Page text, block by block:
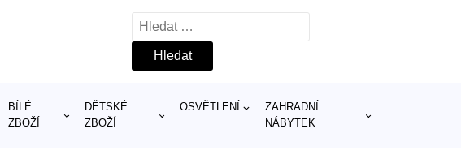
Vyhledávání
BÍLÉ
ZBOŽÍ
DĚTSKÉ
ZBOŽÍ
OSVĚTLENÍ
ZAHRADNÍ
NÁBYTEK